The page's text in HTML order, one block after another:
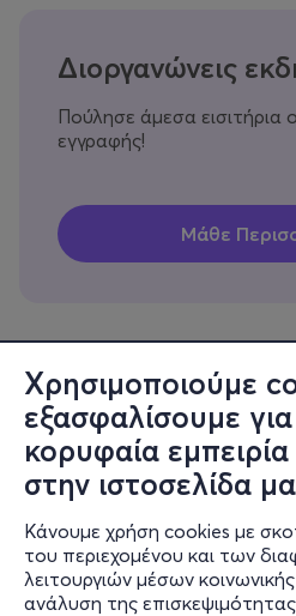
Χρησιμοποιούμε
εξασφαλίσουμε
κορυφαία
στην ιστοσελίδα
Κάνουμε χρήση cookies με
του περιεχομένου και των
λειτουργιών μέσων
ανάλυση της
Διοργανώνεις
Πούλησε άμεσα εισιτήρια
εγγραφής!
Πληροφορίες
Υποστήριξη
Stay Connected